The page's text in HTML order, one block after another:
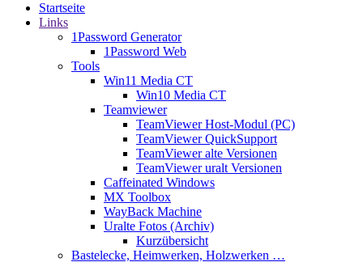
Startseite
Links
1Password Generator
1Password Web
Tools
Win11 Media CT
Win10 Media CT
Teamviewer
TeamViewer Host-Modul (PC)
TeamViewer QuickSupport
TeamViewer alte Versionen
TeamViewer uralt Versionen
Caffeinated Windows
MX Toolbox
WayBack Machine
Uralte Fotos (Archiv)
Kurzübersicht
Bastelecke, Heimwerken, Holzwerken …